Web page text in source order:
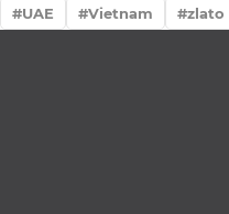
UAE
Vietnam zlato